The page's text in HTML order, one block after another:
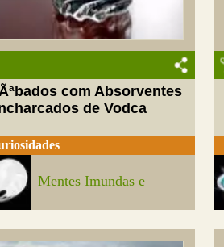
com Absorventes
de Vodca
Mentes Imundas e